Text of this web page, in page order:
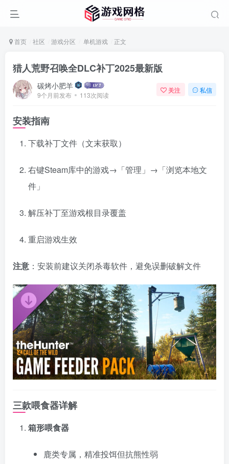
源杂烩
关注
网络游戏
关注
问题求助 手机游戏
首页 社区 游戏分区 单机游戏 正文
猎人荒野召唤全DLC补丁2025最新版
碳烤小肥羊
9个月前发布 113次阅读
关注 私信
安装指南
下载补丁文件（文末获取）
右键Steam库中的游戏→「管理」→「浏览本地文
件」
解压补丁至游戏根目录覆盖
重启游戏生效
注意 ：安装前建议关闭杀毒软件，避免误删破解文件
三款喂食器详解
箱形喂食器
鹿类专属，精准投饵但抗熊性弱